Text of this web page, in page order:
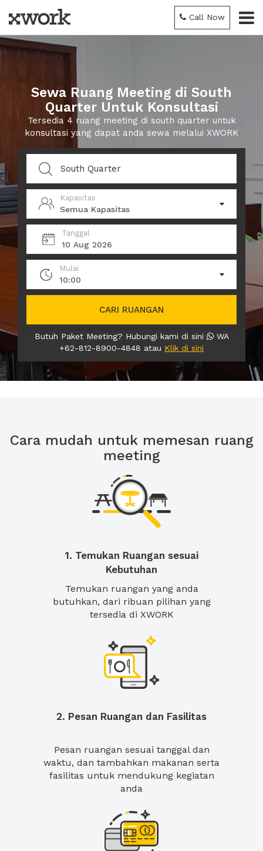
Call Now
Sewa Ruang Meeting di South
Quarter Untuk Konsultasi
Tersedia 4 ruang meeting di south quarter untuk
konsultasi yang dapat anda sewa melalui XWORK
Kapasitas
Semua Kapasitas
Tanggal
10 Aug 2026
Mulai
10:00
CARI RUANGAN
Butuh Paket Meeting? Hubungi kami di sini
WA
+62-812-8900-4848 atau Klik di sini
Cara mudah untuk memesan ruang
meeting
1. Temukan Ruangan sesuai
Kebutuhan
Temukan ruangan yang anda
butuhkan, dari ribuan pilihan yang
tersedia di XWORK
2. Pesan Ruangan dan Fasilitas
Pesan ruangan sesuai tanggal dan
waktu, dan tambahkan makanan serta
fasilitas untuk mendukung kegiatan
anda